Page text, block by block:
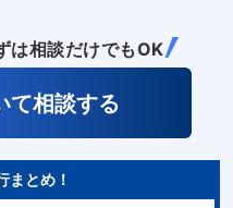
は相談だけでもOK
て相談する
まとめ！